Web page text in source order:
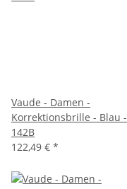
Vaude - Damen -
Korrektionsbrille - Blau
142B
122,49 € *